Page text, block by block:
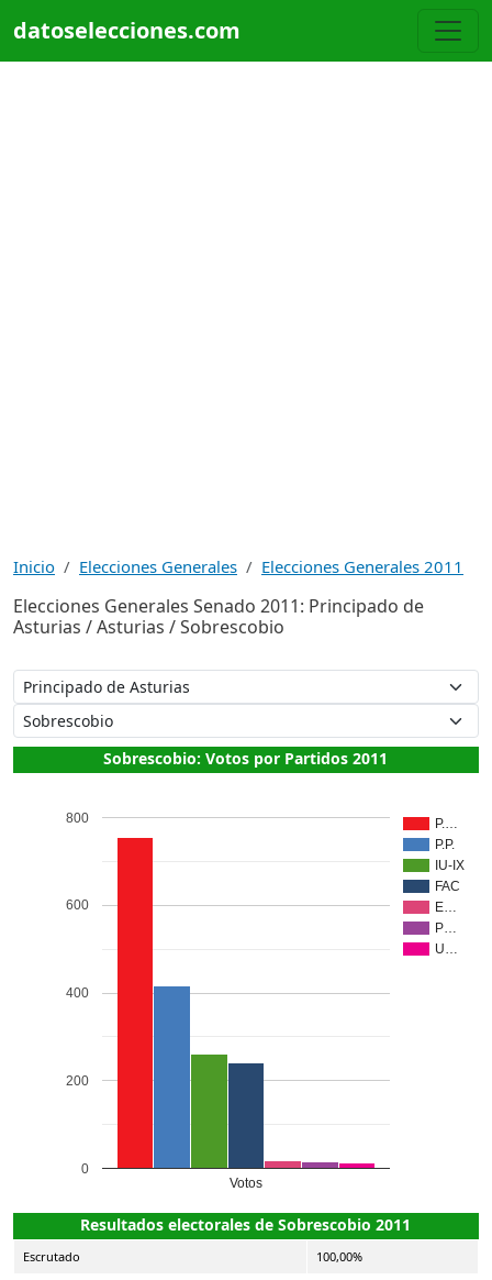
datoselecciones.com
Inicio Elecciones Generales Elecciones Generales 2011
Elecciones Generales Senado 2011: Principado de
Asturias / Asturias / Sobrescobio
Sobrescobio: Votos por Partidos 2011
P.…
P.P.
IU-IX
FAC
E…
P…
U…
Votos
0
200
400
600
800
Resultados electorales de Sobrescobio 2011
Escrutado 100,00%